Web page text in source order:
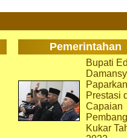
Pemerintahan
Bupati
Paparkan
Prestasi
Capaian
Kukar